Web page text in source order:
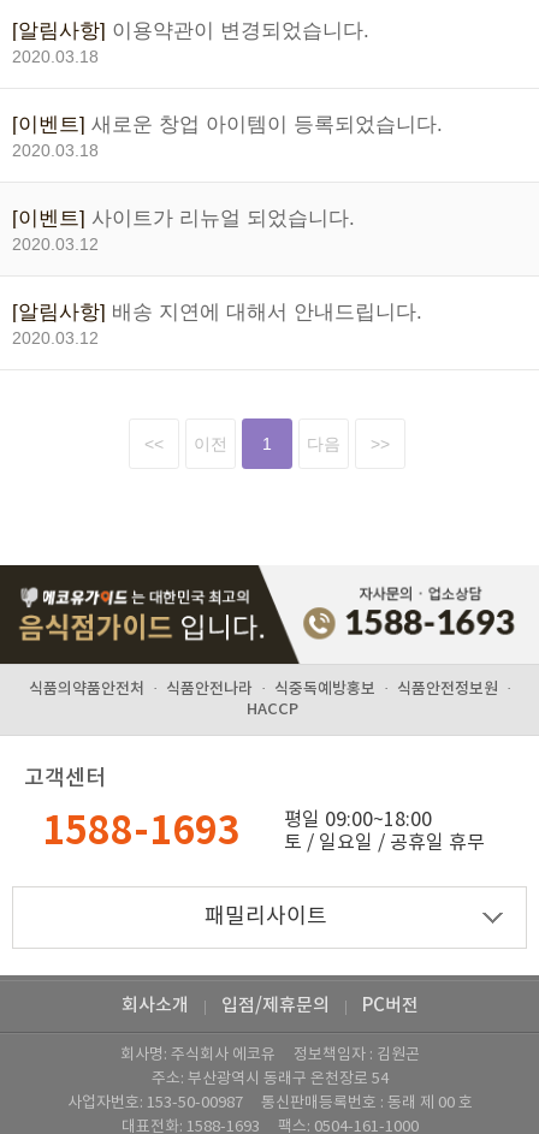
[알림사항] 이용약관이 변경되었습니다.
2020.03.18
[이벤트] 새로운 창업 아이템이 등록되었습니다.
2020.03.18
[이벤트] 사이트가 리뉴얼 되었습니다.
2020.03.12
[알림사항] 배송 지연에 대해서 안내드립니다.
2020.03.12
<< 이전 1 다음 >>
식품의약품안전처 · 식품안전나라 · 식중독예방홍보 · 식품안전정보원 ·
HACCP
고객센터
1588-1693
평일 09:00~18:00
토 / 일요일 / 공휴일 휴무
회사소개 입점/제휴문의 PC버전
회사명: 주식회사 에코유 정보책임자 : 김원곤
주소: 부산광역시 동래구 온천장로 54
사업자번호: ‍153-50-00987 통신판매등록번호 : 동래 제 00 호
대표전화: 1588-1693 팩스: ‍0504-161-1000